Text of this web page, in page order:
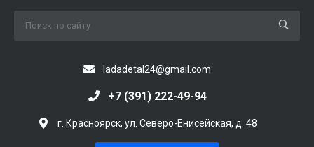
ladadetal24@gmail.com
+7 (391) 222-49-94
г. Красноярск, ул. Северо-Енисейская, д. 48